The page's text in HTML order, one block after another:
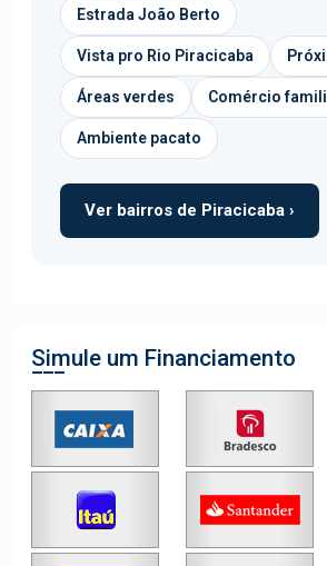
Estrada João Berto
Vista pro Rio Piracicaba
Áreas verdes Comércio
Ambiente pacato
Ver bairros de Piracicaba ›
Simule um Financiamento